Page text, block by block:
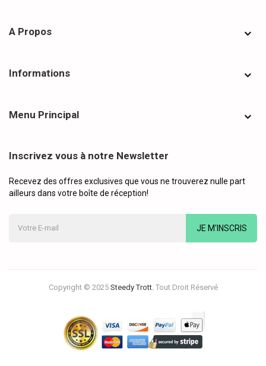
A Propos
Informations
Menu Principal
Inscrivez vous à notre Newsletter
Recevez des offres exclusives que vous ne trouverez nulle part
ailleurs dans votre boîte de réception!
JE M'INSCRIS
Copyright © 2025 Steedy Trott. Tout Droit Réservé